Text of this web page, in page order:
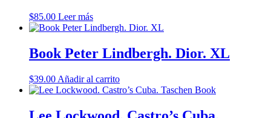
$85.00 Leer más
Book Peter Lindbergh. Dior. XL
$39.00 Añadir al carrito